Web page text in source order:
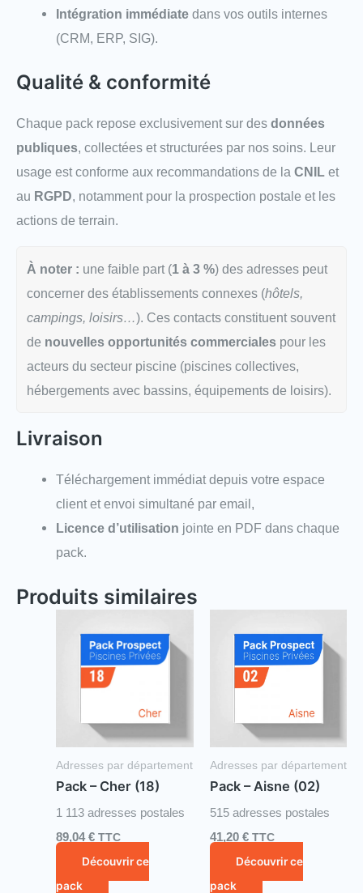
Intégration immédiate dans vos outils internes
(CRM, ERP, SIG).
Qualité & conformité
Chaque pack repose exclusivement sur des données
publiques, collectées et structurées par nos soins. Leur
usage est conforme aux recommandations de la CNIL et
au RGPD, notamment pour la prospection postale et les
actions de terrain.
À noter : une faible part (1 à 3 %) des adresses peut
concerner des établissements connexes (hôtels,
campings, loisirs…). Ces contacts constituent souvent
de nouvelles opportunités commerciales pour les
acteurs du secteur piscine (piscines collectives,
hébergements avec bassins, équipements de loisirs).
Livraison
Téléchargement immédiat depuis votre espace
client et envoi simultané par email,
Licence d’utilisation jointe en PDF dans chaque
pack.
Produits similaires
Adresses par département
Pack – Cher (18)
1 113 adresses postales
89,04€ TTC
Découvrir ce
pack
Adresses par département
Pack – Aisne (02)
515 adresses postales
41,20 € TTC
Découvrir ce
pack